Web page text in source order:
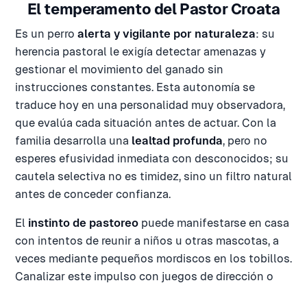
El temperamento del Pastor Croata
Es un perro alerta y vigilante por naturaleza: su
herencia pastoral le exigía detectar amenazas y
gestionar el movimiento del ganado sin
instrucciones constantes. Esta autonomía se
traduce hoy en una personalidad muy observadora,
que evalúa cada situación antes de actuar. Con la
familia desarrolla una lealtad profunda, pero no
esperes efusividad inmediata con desconocidos; su
cautela selectiva no es timidez, sino un filtro natural
antes de conceder confianza.
El instinto de pastoreo puede manifestarse en casa
con intentos de reunir a niños u otras mascotas, a
veces mediante pequeños mordiscos en los tobillos.
Canalizar este impulso con juegos de dirección o